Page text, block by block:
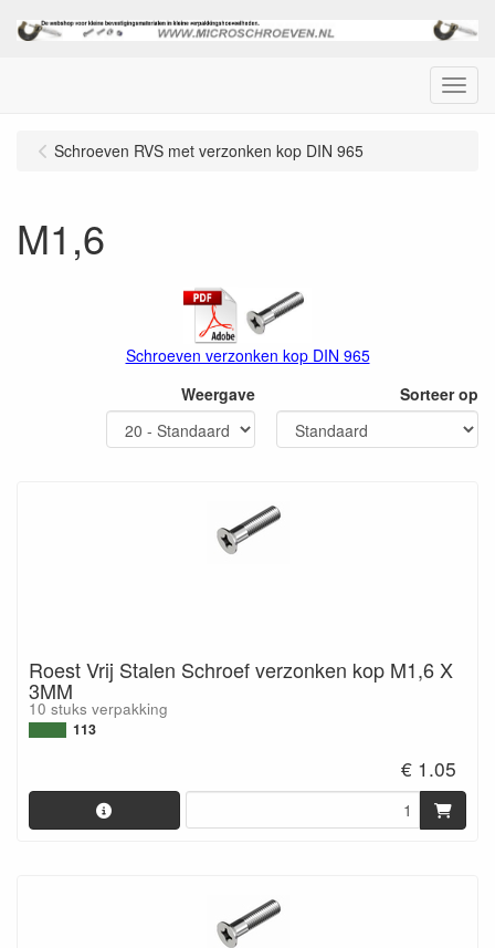
Menu
Schroeven RVS met verzonken kop DIN 965
M1,6
Schroeven verzonken kop DIN 965
Weergave
Sorteer op
Roest Vrij Stalen Schroef verzonken kop M1,6 X
3MM
10 stuks verpakking
113
€ 1.05